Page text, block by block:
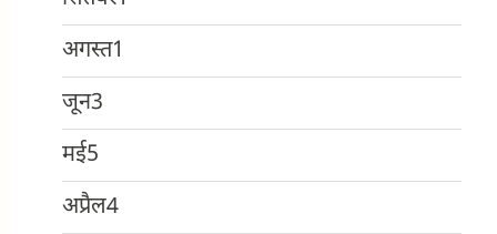
अगस्त1
जून3
मई5
अप्रैल4